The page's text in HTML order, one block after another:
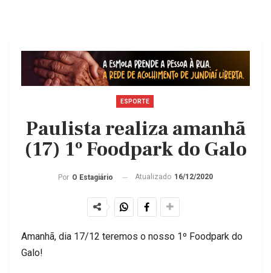
ESPORTE
Paulista realiza amanhã
(17) 1º Foodpark do Galo
Por O Estagiário Atualizado 16/12/2020
Amanhã, dia 17/12 teremos o nosso 1º Foodpark do
Galo!